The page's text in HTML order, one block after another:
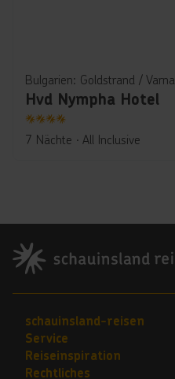
Bulgarien: Goldstrand / Varna
Hvd Nympha Hotel
4
7 Nächte ∙ All Inclusive
Footer navigation
schauinsland-reisen
Bewerte uns
Jobs
Service
FAQ
Reiseinspiration
Rechtliches